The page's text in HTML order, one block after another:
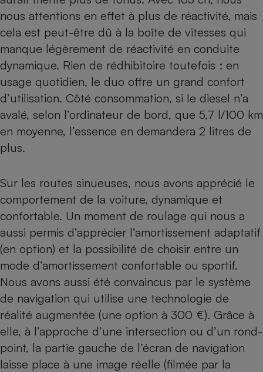
nous attentions en effet à plus de réactivité, mais
cela est peut-être dû à la boîte de vitesses qui
manque légèrement de réactivité en conduite
dynamique. Rien de rédhibitoire toutefois : en
usage quotidien, le duo offre un grand confort
d’utilisation. Côté consommation, si le diesel n’a
avalé, selon l’ordinateur de bord, que 5,7 l/100 km
en moyenne, l’essence en demandera 2 litres de
plus.
Sur les routes sinueuses, nous avons apprécié le
comportement de la voiture, dynamique et
confortable. Un moment de roulage qui nous a
aussi permis d’apprécier l’amortissement adaptatif
(en option) et la possibilité de choisir entre un
mode d’amortissement confortable ou sportif.
Nous avons aussi été convaincus par le système
de navigation qui utilise une technologie de
réalité augmentée (une option à 300 €). Grâce à
elle, à l’approche d’une intersection ou d’un rond-
point, la partie gauche de l’écran de navigation
laisse place à une image réelle (filmée par la